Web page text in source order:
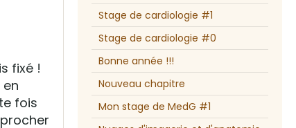
fixé !
fois
Stage de cardiologie #1
Stage de cardiologie #0
Bonne année !!!
Nouveau chapitre
Mon stage de MedG #1